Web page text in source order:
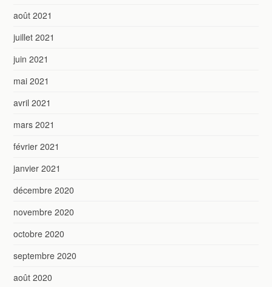
août 2021
juillet 2021
juin 2021
mai 2021
avril 2021
mars 2021
février 2021
janvier 2021
décembre 2020
novembre 2020
octobre 2020
septembre 2020
août 2020